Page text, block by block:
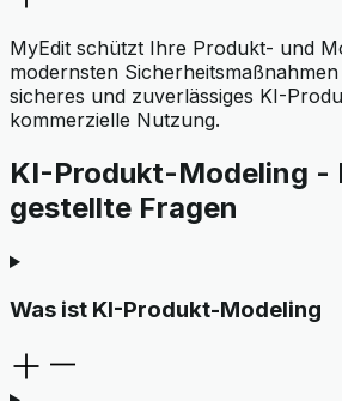
MyEdit schützt Ihre Produkt- und
modernsten
sicheres und zuverlässiges KI-
kommerzielle Nutzung.
KI-Produkt-Modeling -
gestellte Fragen
Was ist KI-Produkt-Modeling